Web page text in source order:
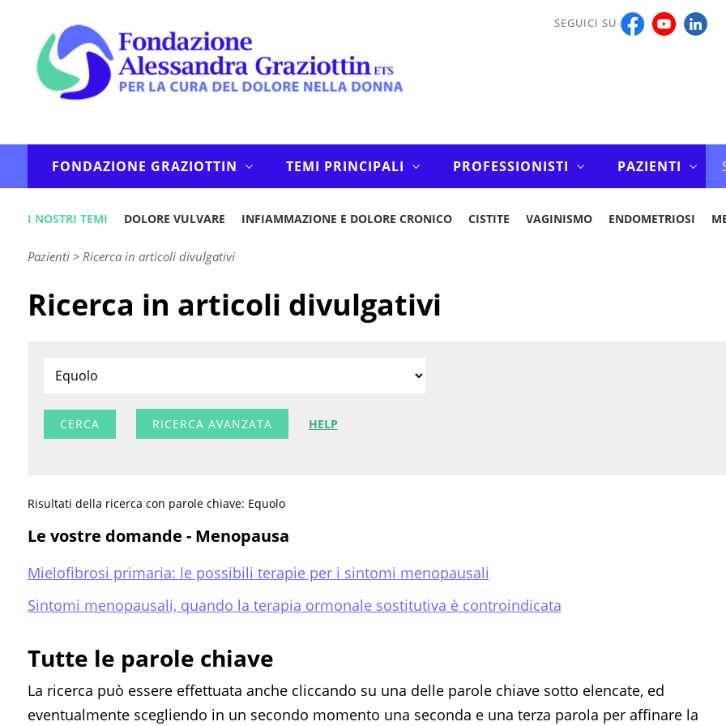
SEGUICI SU
FONDAZIONE GRAZIOTTIN TEMI PRINCIPALI PROFESSIONISTI PAZIENTI
I NOSTRI TEMI DOLORE VULVARE INFIAMMAZIONE E DOLORE CRONICO CISTITE VAGINISMO ENDOMETRIOSI
Pazienti> Ricerca in articoli divulgativi
Ricerca in articoli divulgativi
RICERCA AVANZATA HELP
Risultati della ricerca con parole chiave: Equolo
Le vostre domande - Menopausa
Mielofibrosi primaria: le possibili terapie per i sintomi menopausali
Sintomi menopausali, quando la terapia ormonale sostitutiva è controindicata
Tutte le parole chiave
La ricerca può essere effettuata anche cliccando su una delle parole chiave sotto elencate, ed
eventualmente scegliendo in un secondo momento una seconda e una terza parola per affinare la